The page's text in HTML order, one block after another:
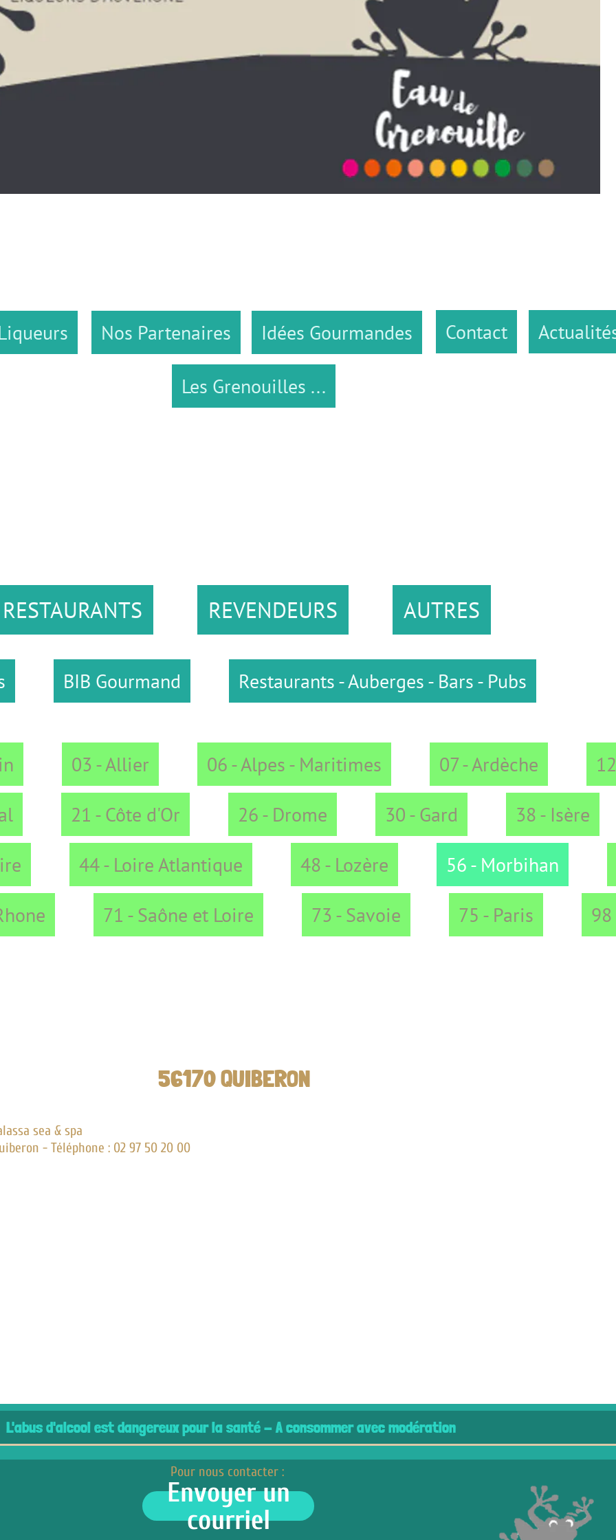
Pour nous contacter :
Envoyer un
courriel
est dangereux pour la santé - A consommer avec modération
REVENDEURS AUTRES
- Allier 06 - Alpes - Maritimes 07 - Ardèche
12 -
- Côte d'Or 26 - Drome 30 - Gard 38 - Isère
42 -
44 - Loire Atlantique 48 - Lozère 56 - Morbihan
63 - Puy
71 - Saône et Loire 73 - Savoie 75 - Paris 98 - Monaco
Gourmand Restaurants - Auberges - Bars - Pubs
Nos Partenaires Idées Gourmandes Contact Actualités
Les Grenouilles ...
56170 QUIBERON
: 02 97 50 20 00